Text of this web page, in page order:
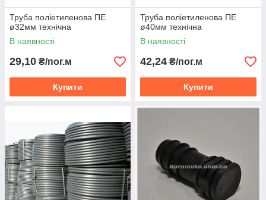
Труба поліетиленова ПЕ
ø32мм технічна
В наявності
29,10 ₴/пог.м
Купити
Труба поліетиленова ПЕ
ø40мм технічна
В наявності
42,24 ₴/пог.м
Купити